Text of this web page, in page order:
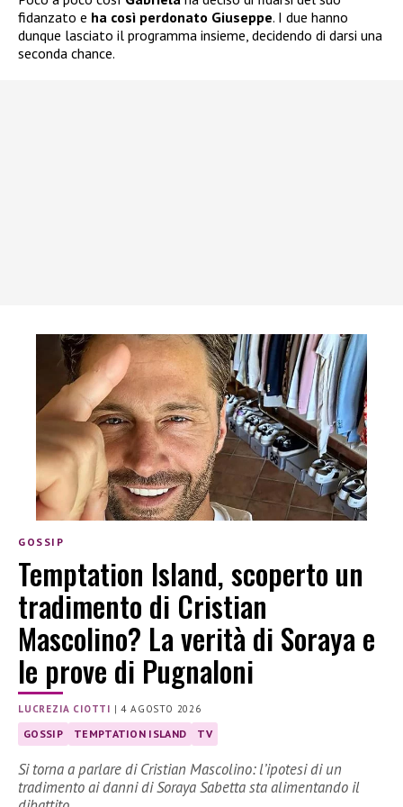
fidanzato e ha così perdonato Giuseppe. I due hanno
dunque lasciato il programma insieme, decidendo di darsi una
seconda chance.
GOSSIP
Temptation Island, scoperto un
tradimento di Cristian
Mascolino? La verità di Soraya e
le prove di Pugnaloni
LUCREZIA CIOTTI |4 AGOSTO 2026
GOSSIP TEMPTATION ISLAND TV
Si torna a parlare di Cristian Mascolino: l’ipotesi di un
tradimento ai danni di Soraya Sabetta sta alimentando il